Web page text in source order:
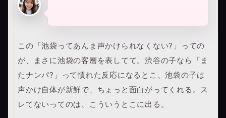
この「池袋ってあんま声かけられなくない?」っての
が、まさに池袋の客層を表してて。渋谷の子なら「ま
たナンパ?」って慣れた反応になるとこ、池袋の子は
声かけ自体が新鮮で、ちょっと面白がってくれる。ス
レてないってのは、こういうとこに出る。